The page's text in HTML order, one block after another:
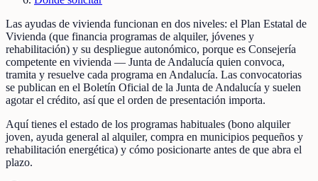
Las ayudas de vivienda funcionan en dos niveles: el Plan Estatal de
Vivienda (que financia programas de alquiler, jóvenes y
rehabilitación) y su despliegue autonómico, porque es Consejería
competente en vivienda — Junta de Andalucía quien convoca,
tramita y resuelve cada programa en Andalucía. Las convocatorias
se publican en el Boletín Oficial de la Junta de Andalucía y suelen
agotar el crédito, así que el orden de presentación importa.
Aquí tienes el estado de los programas habituales (bono alquiler
joven, ayuda general al alquiler, compra en municipios pequeños y
rehabilitación energética) y cómo posicionarte antes de que abra el
plazo.